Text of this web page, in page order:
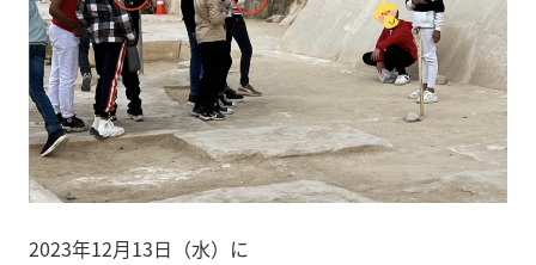
2023年12月13日（水）に